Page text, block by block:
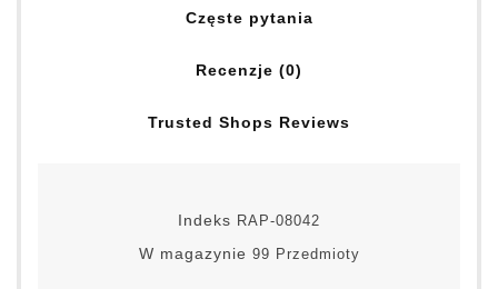
Częste pytania
Recenzje (0)
Trusted Shops Reviews
Indeks RAP-08042
W magazynie 99 Przedmioty